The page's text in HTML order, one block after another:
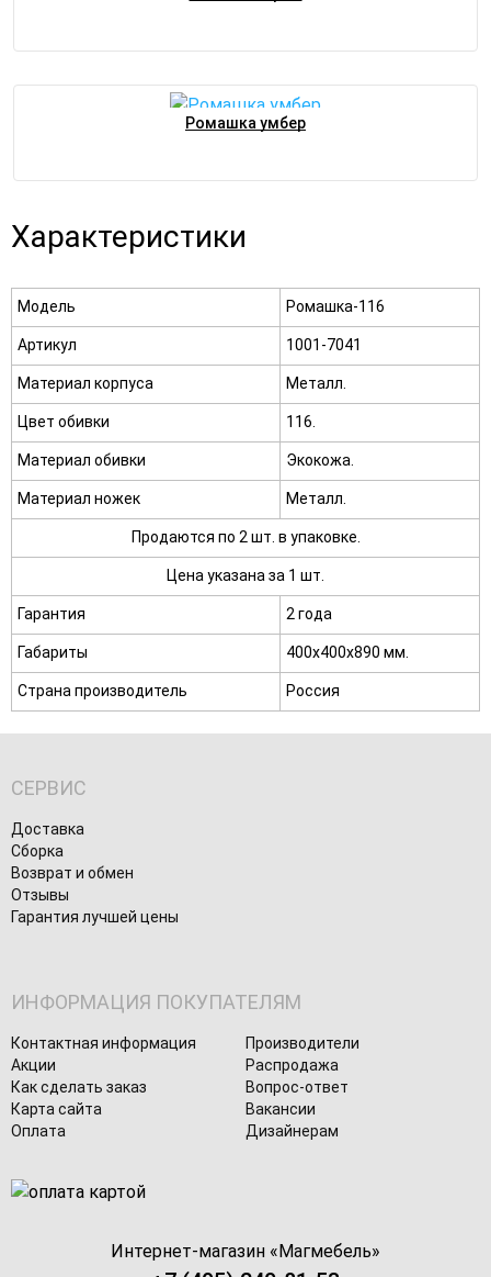
Ромашка умбер
Характеристики
Модель Ромашка-116
Артикул 1001-7041
Материал корпуса Металл.
Цвет обивки 116.
Материал обивки Экокожа.
Материал ножек Металл.
Продаются по 2 шт. в упаковке.
Цена указана за 1 шт.
Гарантия 2 года
Габариты 400х400х890 мм.
Страна производитель Россия
СЕРВИС
Доставка
Сборка
Возврат и обмен
Отзывы
Гарантия лучшей цены
ИНФОРМАЦИЯ ПОКУПАТЕЛЯМ
Контактная информация
Производители
Акции
Распродажа
Как сделать заказ
Вопрос-ответ
Карта сайта
Вакансии
Оплата
Дизайнерам
Интернет-магазин «Магмебель»